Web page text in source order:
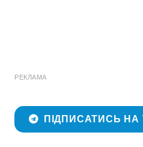
РЕКЛАМА
ПІДПИСАТИСЬ НА